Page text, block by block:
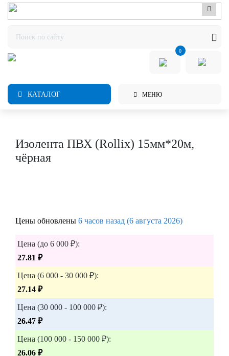
0
КАТАЛОГ МЕНЮ
Изолента ПВХ (Rollix) 15мм*20м,
чёрная
Цены обновлены 6 часов назад (6 августа 2026)
Цена (до 6 000 ₽):
27.81 ₽
Цена (6 000 - 30 000 ₽):
27.14 ₽
Цена (30 000 - 100 000 ₽):
26.47 ₽
Цена (100 000 - 150 000 ₽):
26.06 ₽